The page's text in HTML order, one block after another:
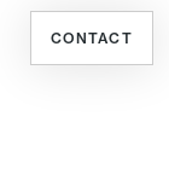
CONTACT